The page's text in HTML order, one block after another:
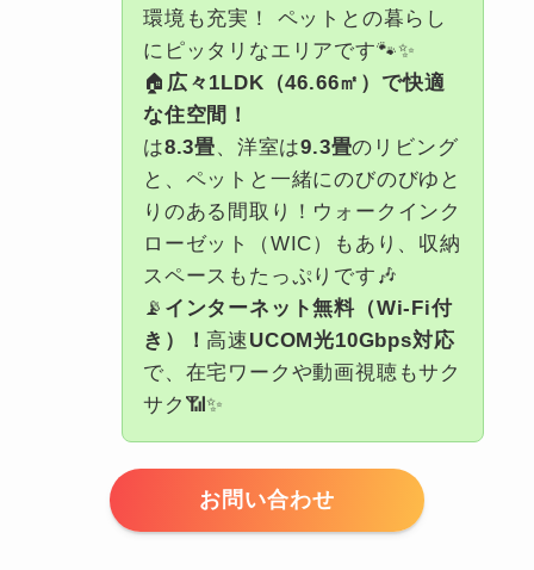
環境も充実！ ペットとの暮らし
にピッタリなエリアです🐾✨
🏠 広々1LDK（46.66㎡）で快適
な住空間！
は8.3畳、洋室は9.3畳のリビング
と、ペットと一緒にのびのびゆと
りのある間取り！ウォークインク
ローゼット（WIC）もあり、収納
スペースもたっぷりです🎶
📡 インターネット無料（Wi-Fi付
き）！高速UCOM光10Gbps対応
で、在宅ワークや動画視聴もサク
サク📶✨
お問い合わせ